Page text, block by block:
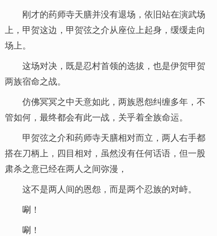
刚才的药师寺天膳并没有退场，依旧站在演武场
上，甲贺这边，甲贺弦之介从座位上起身，缓缓走向
场上。
这场对决，既是忍村首领的选拔，也是伊贺甲贺
两族宿命之战。
仿佛冥冥之中天意如此，两族恩怨纠缠多年，不
管如何，最终都会有此一战，关乎着全族命运。
甲贺弦之介和药师寺天膳相对而立，两人右手都
搭在刀柄上，四目相对，虽然没有任何话语，但一股
肃杀之意已经在两人之间弥漫，
这不是两人间的恩怨，而是两个忍族的对峙。
唰！
唰！